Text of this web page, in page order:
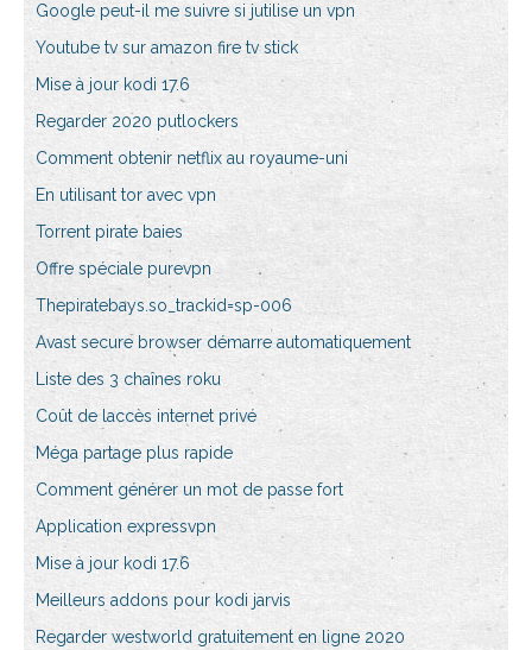
Google peut-il me suivre si jutilise un vpn
Youtube tv sur amazon fire tv stick
Mise à jour kodi 17.6
Regarder 2020 putlockers
Comment obtenir netflix au royaume-uni
En utilisant tor avec vpn
Torrent pirate baies
Offre spéciale purevpn
Thepiratebays.so_trackid=sp-006
Avast secure browser démarre automatiquement
Liste des 3 chaînes roku
Coût de laccès internet privé
Méga partage plus rapide
Comment générer un mot de passe fort
Application expressvpn
Mise à jour kodi 17.6
Meilleurs addons pour kodi jarvis
Regarder westworld gratuitement en ligne 2020